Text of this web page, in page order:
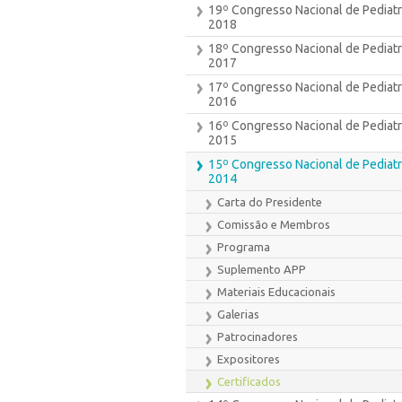
19º Congresso Nacional de
2018
18º Congresso Nacional de
2017
17º Congresso Nacional de
2016
16º Congresso Nacional de
2015
15º Congresso Nacional de
2014
Carta do Presidente
Comissão e Membros
Programa
Suplemento APP
Materiais Educacionais
Galerias
Patrocinadores
Expositores
Certificados